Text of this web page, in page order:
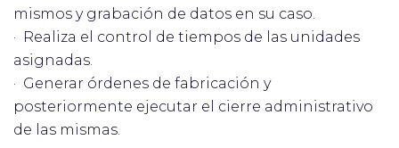
mismos y grabación de datos en su caso.
· Realiza el control de tiempos de las unidades
asignadas.
· Generar órdenes de fabricación y
posteriormente ejecutar el cierre administrativo
de las mismas.